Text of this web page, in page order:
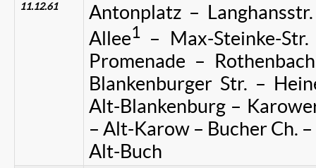
11.12.61
Antonplatz –
Allee1 – Max-Steinke-
Promenade –
Blankenburger Str. –
Alt-Blankenburg –
– Alt-Karow – Bucher Ch.
Alt-Buch